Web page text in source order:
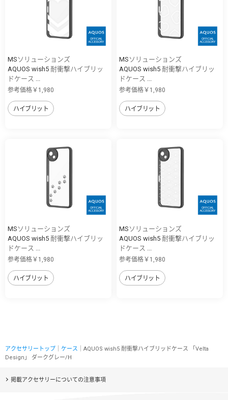
MSソリューションズ
AQUOS wish5 耐衝撃ハイブリッ
ドケース ...
参考価格￥1,980
ハイブリット
MSソリューションズ
AQUOS wish5 耐衝撃ハイブリッ
ドケース ...
参考価格￥1,980
ハイブリット
MSソリューションズ
AQUOS wish5 耐衝撃ハイブリッ
ドケース ...
参考価格￥1,980
ハイブリット
MSソリューションズ
AQUOS wish5 耐衝撃ハイブリッ
ドケース ...
参考価格￥1,980
ハイブリット
アクセサリートップ ケース ｜AQUOS wish5 耐衝撃ハイブリッドケース 「Velta
Design」 ダークグレー/H
掲載アクセサリーについての注意事項